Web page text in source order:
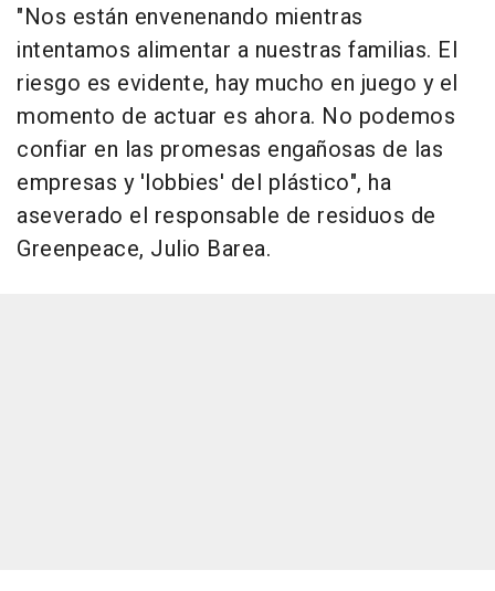
"Nos están envenenando mientras
intentamos alimentar a nuestras familias. El
riesgo es evidente, hay mucho en juego y el
momento de actuar es ahora. No podemos
confiar en las promesas engañosas de las
empresas y 'lobbies' del plástico", ha
aseverado el responsable de residuos de
Greenpeace, Julio Barea.